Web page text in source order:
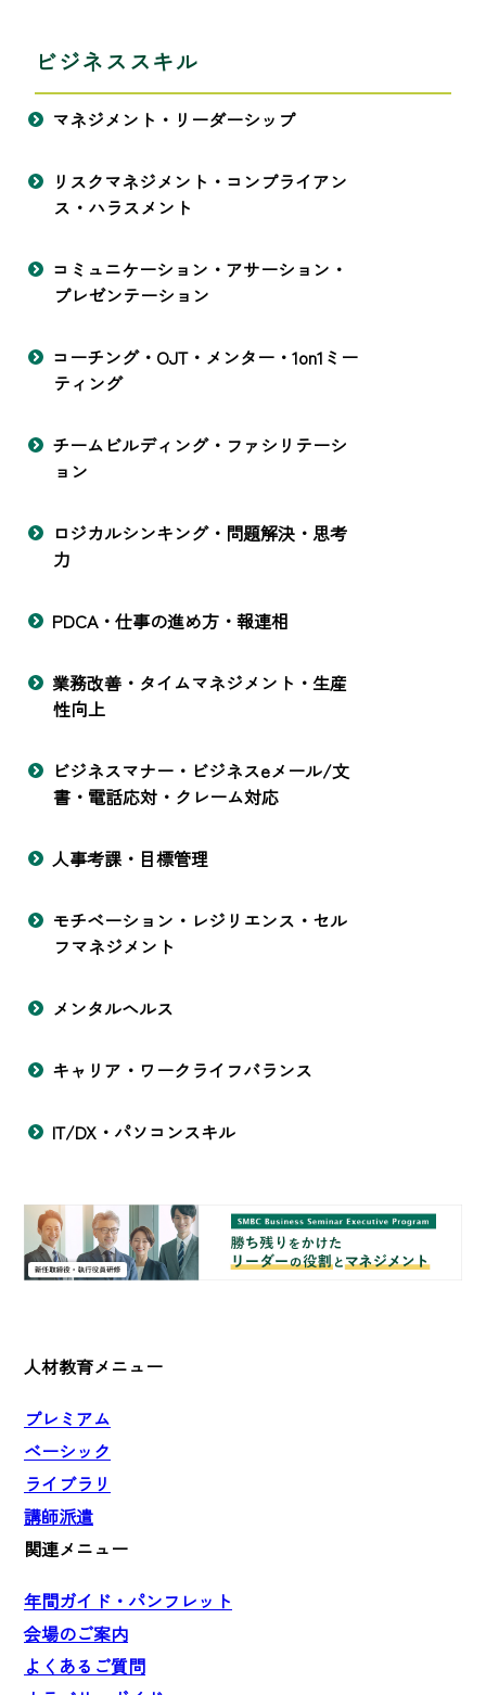
ビジネススキル
マネジメント・リーダーシップ
リスクマネジメント・コンプライアン
ス・ハラスメント
コミュニケーション・アサーション・
プレゼンテーション
コーチング・OJT・メンター・1on1ミー
ティング
チームビルディング・ファシリテーシ
ョン
ロジカルシンキング・問題解決・思考
力
PDCA・仕事の進め方・報連相
業務改善・タイムマネジメント・生産
性向上
ビジネスマナー・ビジネスeメール/文
書・電話応対・クレーム対応
人事考課・目標管理
モチベーション・レジリエンス・セル
フマネジメント
メンタルヘルス
キャリア・ワークライフバランス
IT/DX・パソコンスキル
人材教育メニュー
プレミアム
ベーシック
ライブラリ
講師派遣
関連メニュー
年間ガイド・パンフレット
会場のご案内
よくあるご質問